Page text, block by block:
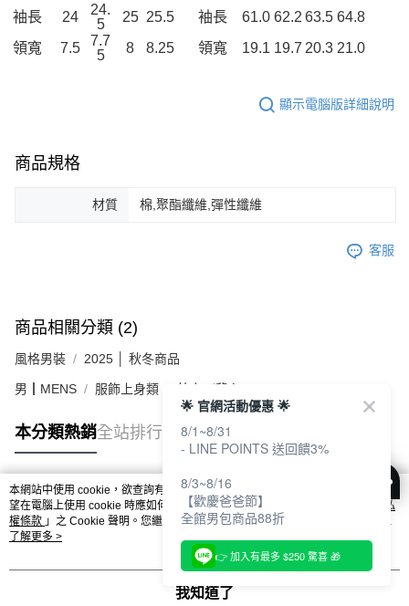
袖長
24
24.
5
25 25.5 袖長 61.0 62.2 63.5 64.8
領寬
7.5
7.7
5
8 8.25 領寬 19.1 19.7 20.3 21.0
顯示電腦版詳細說明
商品規格
材質 棉,聚酯纖維,彈性纖維
客服
商品相關分類 (2)
風格男裝 2025 │ 秋冬商品
男┃MENS 服飾上身類 外套／背心
本分類熱銷全站排行
熱門標籤
本網站中使用 cookie，欲查詢有關本網站使用 cookie 方式之詳情，及若您不希
望在電腦上使用 cookie 時應如何變更電腦的 cookie 設定，請參閱本網站「
隱私
權條款 」之 Cookie 聲明。您繼續使用本網站即表示您同意本公司得按本網站使
用條款之 Cookie 聲明使用 cookie。
了解更多 >
我知道了
🌟 官網活動優惠 🌟
8/1~8/31
- LINE POINTS 送回饋3%
8/3~8/16
【歡慶爸爸節】
全館男包商品88折
👉 加入有最多 $250 驚喜 🎁